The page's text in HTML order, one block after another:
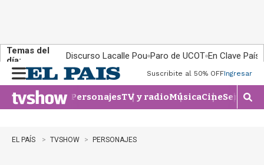
Temas del
día:
Discurso Lacalle Pou Paro de UCOT En Clave País
n
u
Suscribite al 50% OFFIngresar
PersonajesTV y radioMúsicaCineSeries
M
o
EL PAÍS TVSHOW PERSONAJES